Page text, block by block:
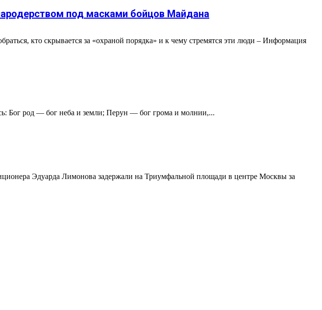
под масками бойцов Майдана
кто скрывается за «охраной порядка» и к чему стремятся эти люди – Информация
Бог род — бог неба и земли; Перун — бог грома и молнии,...
Эдуарда Лимонова задержали на Триумфальной площади в центре Москвы за